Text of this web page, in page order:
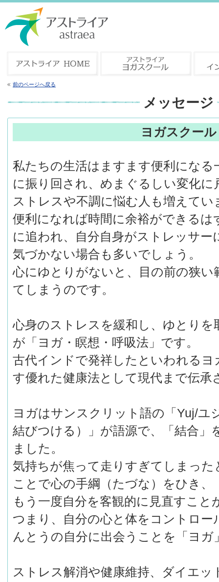
前のページへ戻る
メッセージ
ヨガスクール
私たちの生活はますます便利になる
に振り回され、めまぐるしい変化に
ストレスや不調に悩む人も増えてい
便利になれば時間に余裕ができるは
に追われ、自分自身がストレッサ
気づかない場合も多いでしょう。
心にゆとりがないと、目の前の狭い
てしまうのです。
心身のストレスを緩和し、ゆとりを
が「ヨガ・瞑想・呼吸法」です。
古代インドで発祥したといわれるヨ
す優れた健康法として現代まで伝承
ヨガはサンスクリット語の「Yuj/ユ
結びつける）」が語源で、「結合」
ました。
気持ちが焦って走りすぎてしまっ
ことで心の手綱（たづな）をひき、
もう一度自分を客観的に見直すこと
つまり、自分の心と体をコントロー
んとうの自分に出会うことを「ヨガ
ストレス解消や健康維持、ダイエ